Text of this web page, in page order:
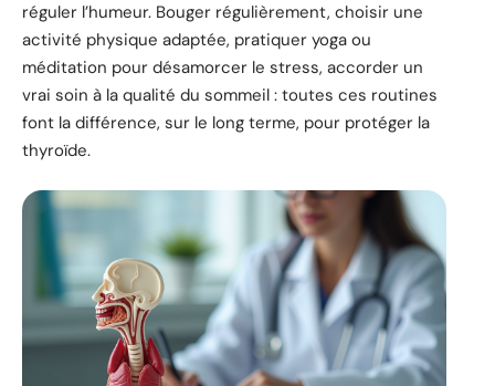
réguler l’humeur. Bouger régulièrement, choisir une
activité physique adaptée, pratiquer yoga ou
méditation pour désamorcer le stress, accorder un
vrai soin à la qualité du sommeil : toutes ces routines
font la différence, sur le long terme, pour protéger la
thyroïde.